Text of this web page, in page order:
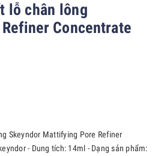
lỗ chân lông
Concentrate
Skeyndor Mattifying Pore Refiner
- Dung tích: 14ml - Dạng sản phẩm: